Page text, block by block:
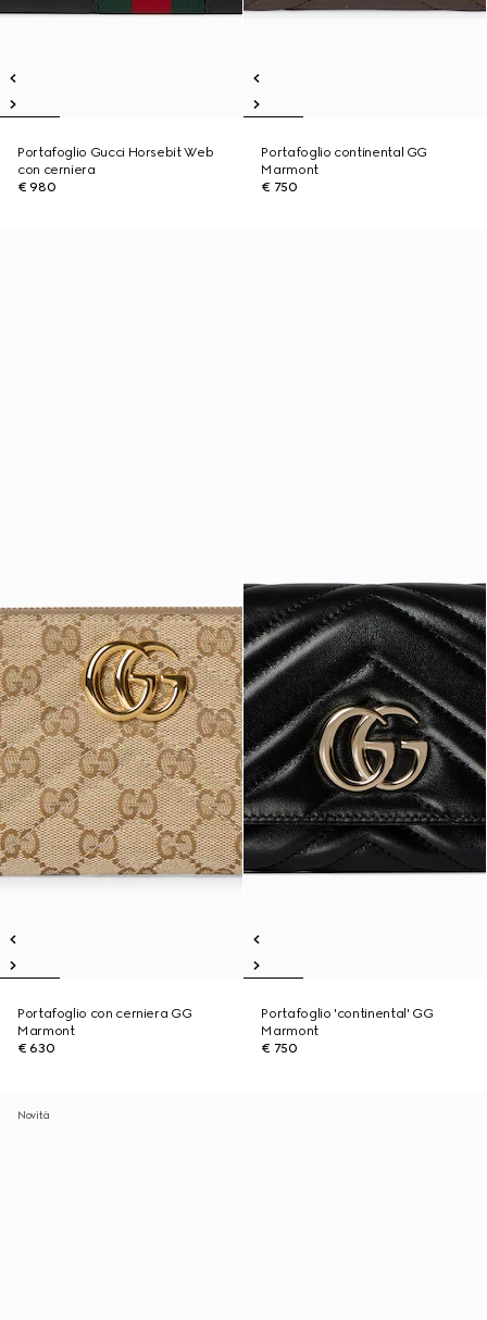
Portafoglio Gucci Horsebit Web
con cerniera
€ 980
Portafoglio continental GG
Marmont
€ 750
Portafoglio con cerniera GG
Marmont
€ 630
Portafoglio 'continental' GG
Marmont
€ 750
Novità